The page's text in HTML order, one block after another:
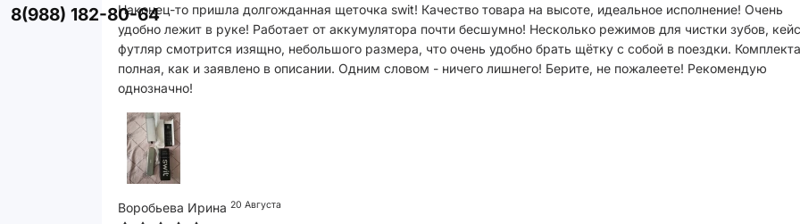
8(988) 182-80-64Наконец-то пришла долгожданная щеточка swit! Качество товара на высоте, идеальное исполнение! Очень
удобно лежит в руке! Работает от аккумулятора почти бесшумно! Несколько режимов для чистки зубов,
футляр смотрится изящно, небольшого размера, что очень удобно брать щётку с собой в поездки.
полная, как и заявлено в описании. Одним словом - ничего лишнего! Берите, не пожалеете! Рекомендую
однозначно!
Воробьева Ирина 20 Августа